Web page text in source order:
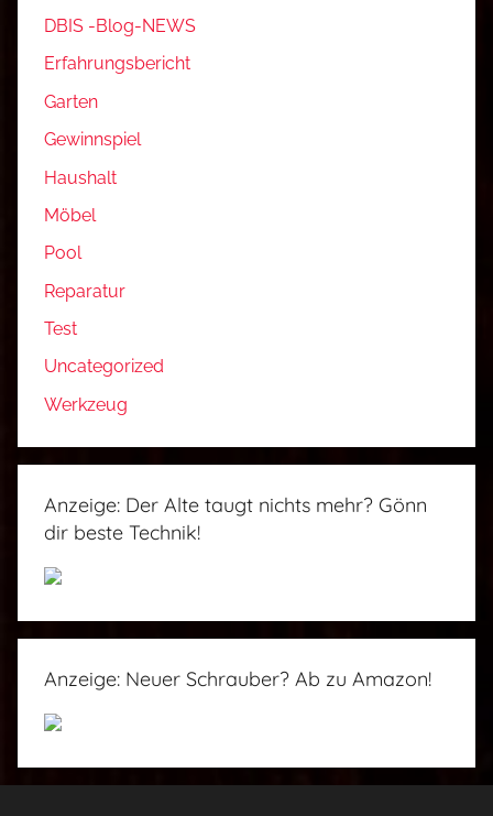
b
,
G
r
d
e
a
,
G
a
s
a
g
o
b
H
a
DBIS -Blog-NEWS
Erfahrungsbericht
Garten
Gewinnspiel
Haushalt
Möbel
Pool
Reparatur
Test
Uncategorized
Werkzeug
Anzeige: Der Alte taugt nichts mehr? Gönn
dir beste Technik!
Anzeige: Neuer Schrauber? Ab zu Amazon!